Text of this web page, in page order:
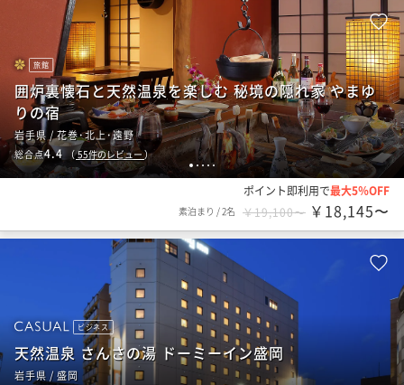
1 2 3 45
旅館
囲炉裏懐石と天然温泉を楽しむ 秘境の隠れ家 やまゆ
りの宿
岩手県 / 花巻･北上･遠野
総合点4.4 （55件のレビュー）
ポイント即利用で最大5％OFF
素泊まり /2名 ￥19,100〜 ￥18,145〜
ビジネス
天然温泉 さんさの湯 ドーミーイン盛岡
岩手県 / 盛岡